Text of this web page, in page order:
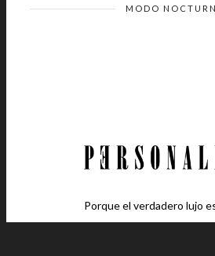
MODO
Porque el verdadero lujo